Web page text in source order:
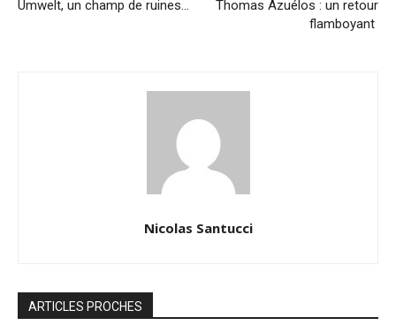
Umwelt, un champ de ruines…
Thomas Azuélos : un retour
flamboyant
Nicolas Santucci
ARTICLES PROCHES